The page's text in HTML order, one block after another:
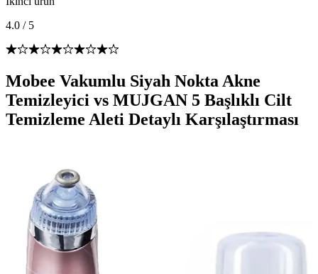
4.0 / 5
Mobee Vakumlu Siyah Nokta Akne
Temizleyici vs MUJGAN 5 Başlıklı Cilt
Temizleme Aleti Detaylı Karşılaştırması